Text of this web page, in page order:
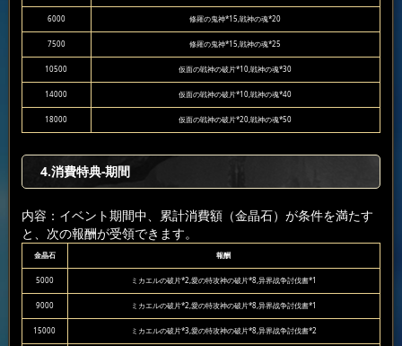
6000 修羅の鬼神*15,戦神の魂*20
7500 修羅の鬼神*15,戦神の魂*25
10500 仮面の戦神の破片*10,戦神の魂*30
14000 仮面の戦神の破片*10,戦神の魂*40
18000 仮面の戦神の破片*20,戦神の魂*50
4.消費特典-期間
内容：イベント期間中、累計消費額（金晶石）が条件を満たす
と、次の報酬が受領できます。
金晶石 報酬
5000 ミカエルの破片*2,愛の特攻神の破片*8,异界战争討伐書*1
9000 ミカエルの破片*2,愛の特攻神の破片*8,异界战争討伐書*1
15000 ミカエルの破片*3,愛の特攻神の破片*8,异界战争討伐書*2